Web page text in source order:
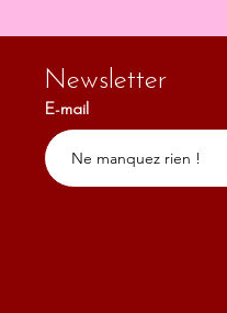
Newsletter
E-mail